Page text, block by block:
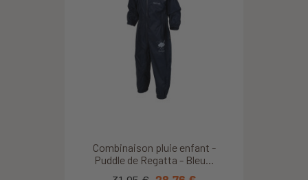
Combinaison pluie enfant -
Puddle de Regatta - Bleu...